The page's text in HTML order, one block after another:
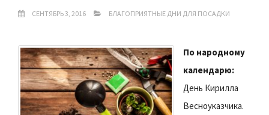
СЕНТЯБРЬ 3, 2016 БЛАГОПРИЯТНЫЕ ДНИ ДЛЯ ПОСАДКИ
По народному
календарю:
День Кирилла
Весноуказчика.